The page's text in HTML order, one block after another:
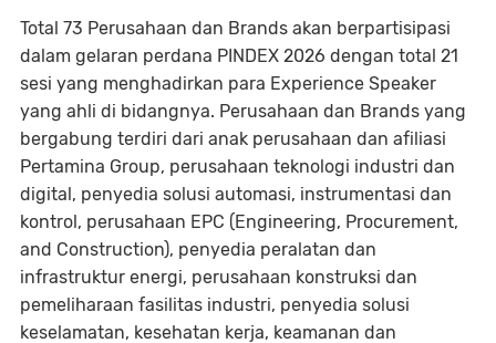
Total 73 Perusahaan dan Brands akan berpartisipasi
dalam gelaran perdana PINDEX 2026 dengan total 21
sesi yang menghadirkan para Experience Speaker
yang ahli di bidangnya. Perusahaan dan Brands yang
bergabung terdiri dari anak perusahaan dan afiliasi
Pertamina Group, perusahaan teknologi industri dan
digital, penyedia solusi automasi, instrumentasi dan
kontrol, perusahaan EPC (Engineering, Procurement,
and Construction), penyedia peralatan dan
infrastruktur energi, perusahaan konstruksi dan
pemeliharaan fasilitas industri, penyedia solusi
keselamatan, kesehatan kerja, keamanan dan